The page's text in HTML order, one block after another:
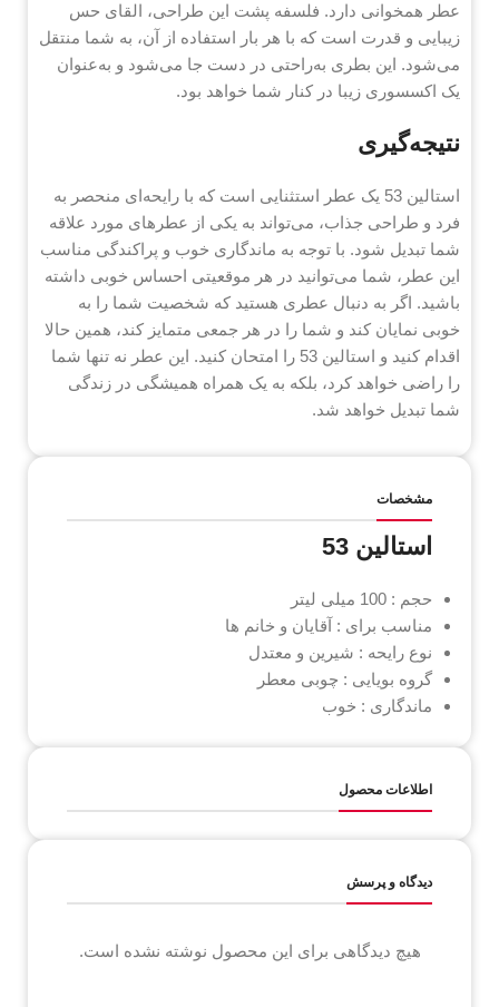
عطر همخوانی دارد. فلسفه پشت این طراحی، القای حس
زیبایی و قدرت است که با هر بار استفاده از آن، به شما منتقل
می‌شود. این بطری به‌راحتی در دست جا می‌شود و به‌عنوان
یک اکسسوری زیبا در کنار شما خواهد بود.
نتیجه‌گیری
استالین 53 یک عطر استثنایی است که با رایحه‌ای منحصر به
فرد و طراحی جذاب، می‌تواند به یکی از عطرهای مورد علاقه
شما تبدیل شود. با توجه به ماندگاری خوب و پراکندگی مناسب
این عطر، شما می‌توانید در هر موقعیتی احساس خوبی داشته
باشید. اگر به دنبال عطری هستید که شخصیت شما را به
خوبی نمایان کند و شما را در هر جمعی متمایز کند، همین حالا
اقدام کنید و استالین 53 را امتحان کنید. این عطر نه تنها شما
را راضی خواهد کرد، بلکه به یک همراه همیشگی در زندگی
شما تبدیل خواهد شد.
مشخصات
استالین 53
حجم : 100 میلی لیتر
مناسب برای : آقایان و خانم ها
نوع رایحه : شیرین و معتدل
گروه بویایی : چوبی معطر
ماندگاری : خوب
اطلاعات محصول
دیدگاه و پرسش
هیچ دیدگاهی برای این محصول نوشته نشده است.